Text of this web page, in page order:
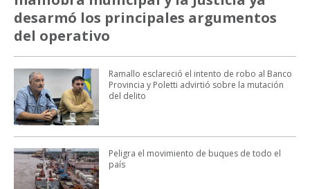
desarmó los principales argumentos
del operativo
Ramallo esclareció el intento de robo al Banco
Provincia y Poletti advirtió sobre la mutación
del delito
Peligra el movimiento de buques de todo el
país